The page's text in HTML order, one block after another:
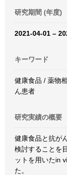
研究期間 (年度)
2021-04-01 –
キーワード
健康食品 / 薬物
ん患者
研究実績の概要
健康食品と抗が
検討することを
ットを用いたin
た。